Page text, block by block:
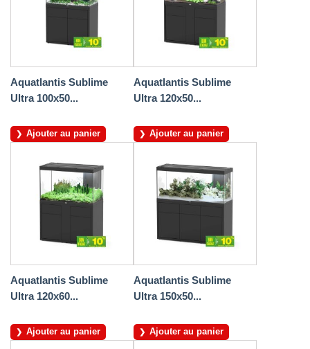
Aquatlantis Sublime
Ultra 100x50...
Ajouter au panier
Aquatlantis Sublime
Ultra 120x50...
Ajouter au panier
Aquatlantis Sublime
Ultra 120x60...
Ajouter au panier
Aquatlantis Sublime
Ultra 150x50...
Ajouter au panier